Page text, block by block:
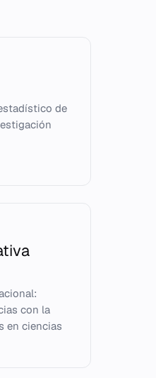
de
con la
en ciencias